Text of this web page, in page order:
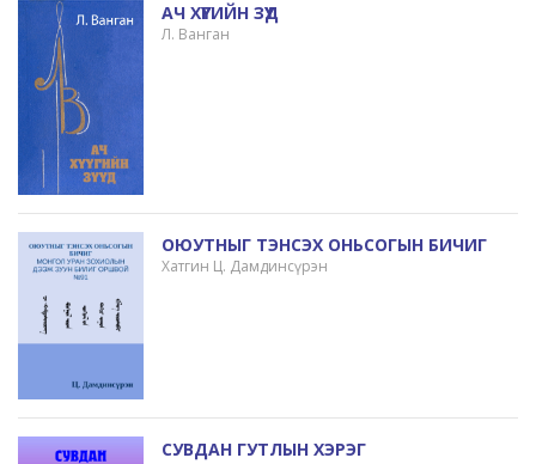
АЧ ХҮҮГИЙН ЗҮҮД
Л. Ванган
ОЮУТНЫГ ТЭНСЭХ ОНЬСОГЫН БИЧИГ
Хатгин Ц. Дамдинсүрэн
СУВДАН ГУТЛЫН ХЭРЭГ